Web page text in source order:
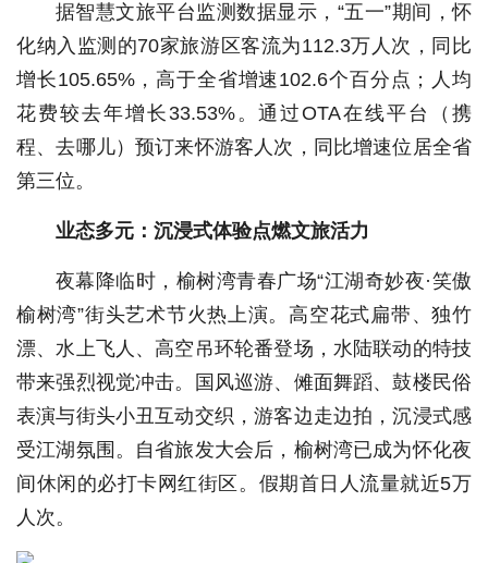
据智慧文旅平台监测数据显示，“五一”期间，怀
化纳入监测的70家旅游区客流为112.3万人次，同比
增长105.65%，高于全省增速102.6个百分点；人均
花费较去年增长33.53%。通过OTA在线平台（携
程、去哪儿）预订来怀游客人次，同比增速位居全省
第三位。
业态多元：沉浸式体验点燃文旅活力
夜幕降临时，榆树湾青春广场“江湖奇妙夜·笑傲
榆树湾”街头艺术节火热上演。高空花式扁带、独竹
漂、水上飞人、高空吊环轮番登场，水陆联动的特技
带来强烈视觉冲击。国风巡游、傩面舞蹈、鼓楼民俗
表演与街头小丑互动交织，游客边走边拍，沉浸式感
受江湖氛围。自省旅发大会后，榆树湾已成为怀化夜
间休闲的必打卡网红街区。假期首日人流量就近5万
人次。